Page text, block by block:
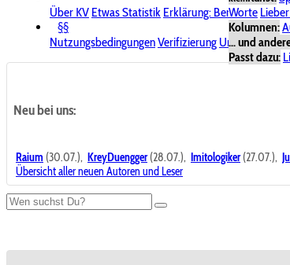
Worte
Kolumnen:
... und
Passt dazu:
Über KV Etwas Statistik Erklärung:
§§
NutzungsbedingungenVerifizierung Urheberrecht
Neu bei uns:
Raium (30.07.), KreyDuengger(28.07.), Imitologiker(27.07.),
Übersicht aller neuen Autoren und Leser